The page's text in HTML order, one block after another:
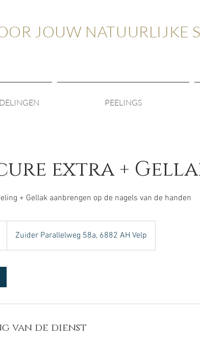
JOUW NATUURLIJKE
PEELINGS
extra +
+ Gellak aanbrengen op de nagels van de handen
Zuider Parallelweg 58a, 6882 AH Velp
van de dienst